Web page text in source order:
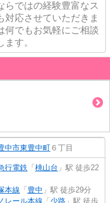
らではの経験豊富なス
対応させていただきま
何でもお気軽にご相談
す。
中市東豊中町 ６丁目
行電鉄 「 桃山台 」駅 徒歩22
本線 「 豊中 」駅 徒歩29分
レール本線 「 少路 」駅 徒歩